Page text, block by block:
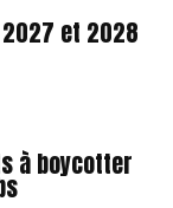
et 2028
à boycotter